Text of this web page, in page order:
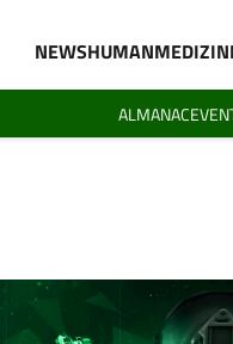
NEWSHUMANMEDIZIN
ALMANAC